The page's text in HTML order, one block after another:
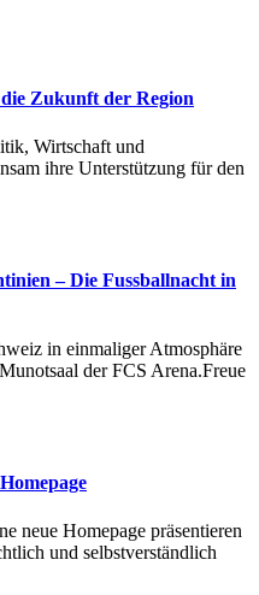
Zukunft der Region
Wirtschaft und
ihre Unterstützung für den
– Die Fussballnacht in
in einmaliger Atmosphäre
der FCS Arena.Freue
neue Homepage präsentieren
und selbstverständlich